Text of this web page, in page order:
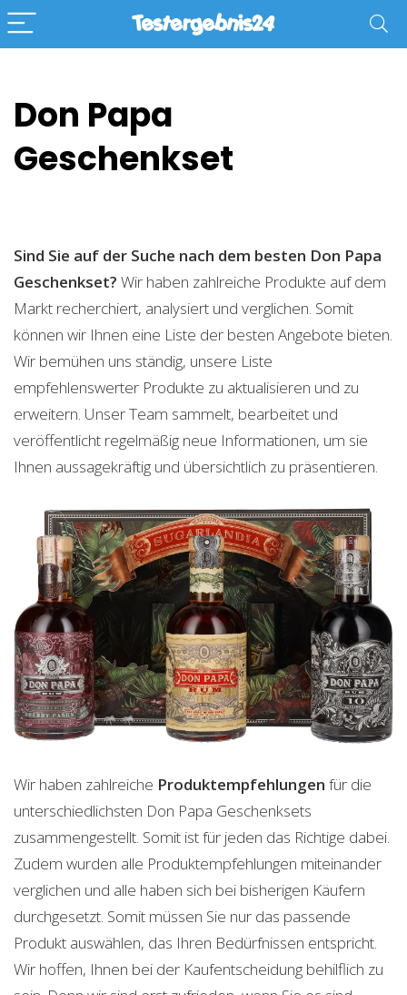
Don Papa
Geschenkset
Sind Sie auf der Suche nach dem besten Don Papa
Geschenkset? Wir haben zahlreiche Produkte auf dem
Markt recherchiert, analysiert und verglichen. Somit
können wir Ihnen eine Liste der besten Angebote bieten.
Wir bemühen uns ständig, unsere Liste
empfehlenswerter Produkte zu aktualisieren und zu
erweitern. Unser Team sammelt, bearbeitet und
veröffentlicht regelmäßig neue Informationen, um sie
Ihnen aussagekräftig und übersichtlich zu präsentieren.
Wir haben zahlreiche Produktempfehlungen für die
unterschiedlichsten Don Papa Geschenksets
zusammengestellt. Somit ist für jeden das Richtige dabei.
Zudem wurden alle Produktempfehlungen miteinander
verglichen und alle haben sich bei bisherigen Käufern
durchgesetzt. Somit müssen Sie nur das passende
Produkt auswählen, das Ihren Bedürfnissen entspricht.
Wir hoffen, Ihnen bei der Kaufentscheidung behilflich zu